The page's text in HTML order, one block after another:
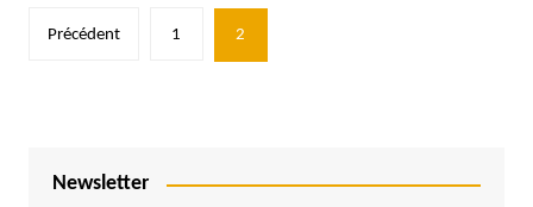
Pagination
Précédent 1 2
Newsletter